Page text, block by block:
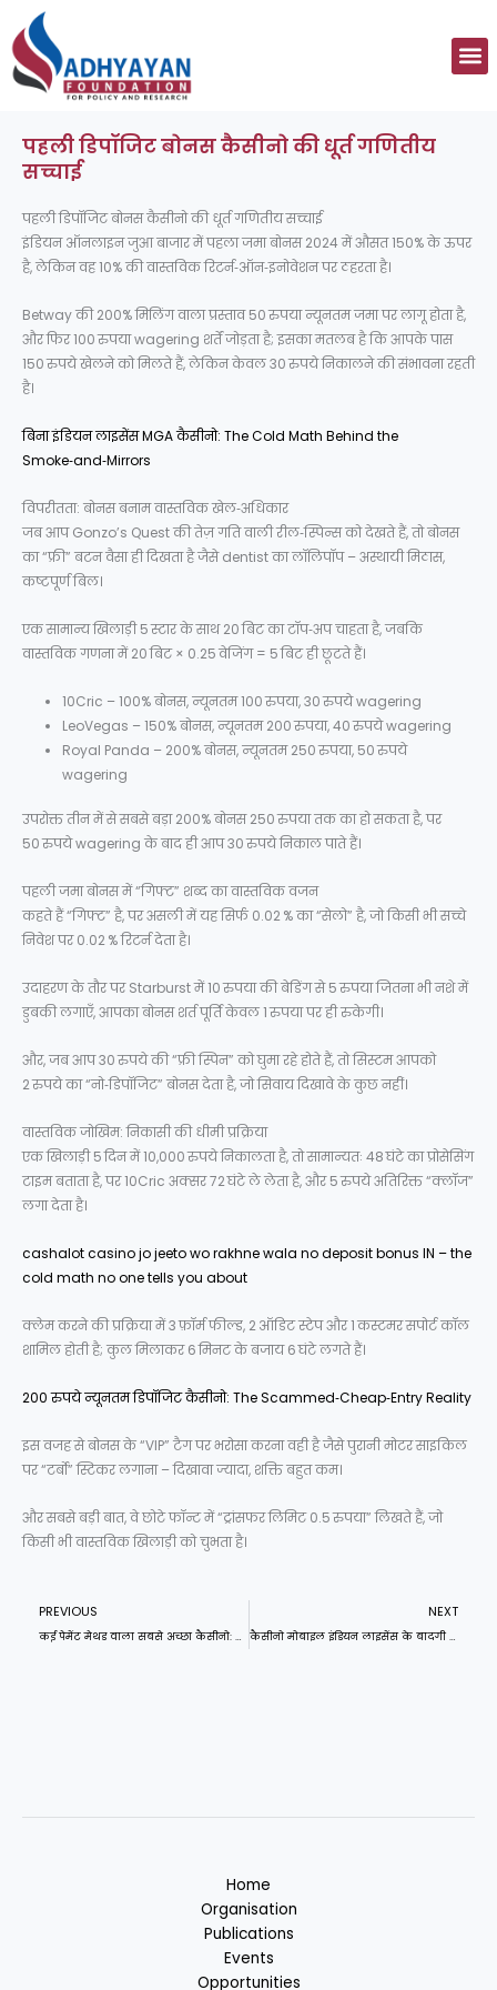
to
content
पहली डिपॉजिट बोनस कैसीनो की धूर्त गणितीय
सच्चाई
पहली डिपॉजिट बोनस कैसीनो की धूर्त गणितीय सच्चाई
इंडियन ऑनलाइन जुआ बाजार में पहला जमा बोनस 2024 में औसत 150% के ऊपर
है, लेकिन वह 10% की वास्तविक रिटर्न‑ऑन‑इनोवेशन पर ठहरता है।
Betway की 200% मिलिंग वाला प्रस्ताव 50 रुपया न्यूनतम जमा पर लागू होता है,
और फिर 100 रुपया wagering शर्तें जोड़ता है; इसका मतलब है कि आपके पास
150 रुपये खेलने को मिलते हैं, लेकिन केवल 30 रुपये निकालने की संभावना रहती
है।
बिना इंडियन लाइसेंस MGA कैसीनो: The Cold Math Behind the
Smoke‑and‑Mirrors
विपरीतता: बोनस बनाम वास्तविक खेल‑अधिकार
जब आप Gonzo’s Quest की तेज़ गति वाली रील‑स्पिन्स को देखते हैं, तो बोनस
का “फ्री” बटन वैसा ही दिखता है जैसे dentist का लॉलिपॉप – अस्थायी मिठास,
कष्टपूर्ण बिल।
एक सामान्य खिलाड़ी 5 स्टार के साथ 20 बिट का टॉप‑अप चाहता है, जबकि
वास्तविक गणना में 20 बिट × 0.25 वेजिंग = 5 बिट ही छूटते हैं।
10Cric – 100% बोनस, न्यूनतम 100 रुपया, 30 रुपये wagering
LeoVegas – 150% बोनस, न्यूनतम 200 रुपया, 40 रुपये wagering
Royal Panda – 200% बोनस, न्यूनतम 250 रुपया, 50 रुपये
wagering
उपरोक्त तीन में से सबसे बड़ा 200% बोनस 250 रुपया तक का हो सकता है, पर
50 रुपये wagering के बाद ही आप 30 रुपये निकाल पाते हैं।
पहली जमा बोनस में “गिफ्ट” शब्द का वास्तविक वजन
कहते हैं “गिफ्ट” है, पर असली में यह सिर्फ 0.02 % का “सेलो” है, जो किसी भी सच्चे
निवेश पर 0.02 % रिटर्न देता है।
उदाहरण के तौर पर Starburst में 10 रुपया की बेडिंग से 5 रुपया जितना भी नशे में
डुबकी लगाएँ, आपका बोनस शर्त पूर्ति केवल 1 रुपया पर ही रुकेगी।
और, जब आप 30 रुपये की “फ्री स्पिन” को घुमा रहे होते हैं, तो सिस्टम आपको
2 रुपये का “नो‑डिपॉजिट” बोनस देता है, जो सिवाय दिखावे के कुछ नहीं।
वास्तविक जोखिम: निकासी की धीमी प्रक्रिया
एक खिलाड़ी 5 दिन में 10,000 रुपये निकालता है, तो सामान्यतः 48 घंटे का प्रोसेसिंग
टाइम बताता है, पर 10Cric अक्सर 72 घंटे ले लेता है, और 5 रुपये अतिरिक्त “क्लॉज”
लगा देता है।
cashalot casino jo jeeto wo rakhne wala no deposit bonus IN – the
cold math no one tells you about
क्लेम करने की प्रक्रिया में 3 फ़ॉर्म फील्ड, 2 ऑडिट स्टेप और 1 कस्टमर सपोर्ट कॉल
शामिल होती है; कुल मिलाकर 6 मिनट के बजाय 6 घंटे लगते हैं।
200 रुपये न्यूनतम डिपॉजिट कैसीनो: The Scammed‑Cheap‑Entry Reality
इस वजह से बोनस के “VIP” टैग पर भरोसा करना वही है जैसे पुरानी मोटर साइकिल
पर “टर्बो” स्टिकर लगाना – दिखावा ज्यादा, शक्ति बहुत कम।
और सबसे बड़ी बात, वे छोटे फॉन्ट में “ट्रांसफर लिमिट 0.5 रुपया” लिखते हैं, जो
किसी भी वास्तविक खिलाड़ी को चुभता है।
Prev
PREVIOUS
कई पेमेंट मेथड वाला सबसे अच्छा कैसीनो: जब असली गणित को एंट्री फ़ी से उलझा दिया जाता है
NEXT
कैसीनो मोबाइल इंडियन लाइसेंस के बादगी सच्चाई
Home
Organisation
Publications
Events
Opportunities